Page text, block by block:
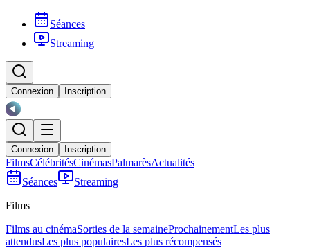
Séances
Streaming
Connexion Inscription
Connexion Inscription
FilmsCélébritésCinémasPalmarèsActualités
Séances
Streaming
Films
Films au cinémaSorties de la semaineProchainementLes plus
attendusLes plus populairesLes plus récompensés